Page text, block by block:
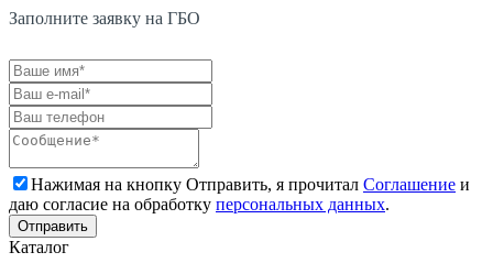
Заполните заявку на ГБО
Нажимая на кнопку Отправить, я прочитал Соглашение и
даю согласие на обработку персональных данных.
Каталог